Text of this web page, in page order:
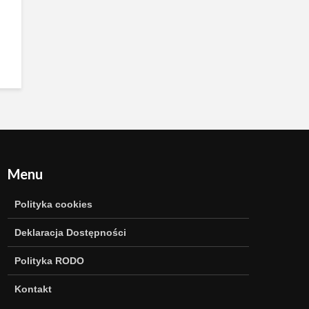
Menu
Polityka cookies
Deklaracja Dostępności
Polityka RODO
Kontakt